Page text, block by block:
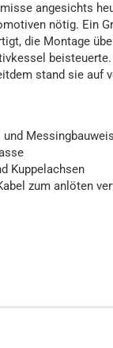
angesichts
nötig. Ein
die Montage
stand sie auf
Kuppelachsen
zum anlöten